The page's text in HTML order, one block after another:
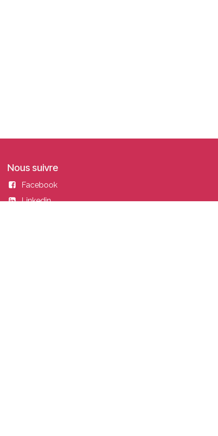
Nous suivre
Facebook
Linkedin